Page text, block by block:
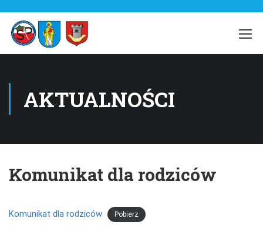
AKTUALNOŚCI
Komunikat dla rodziców
Komunikat dla rodziców Pobierz